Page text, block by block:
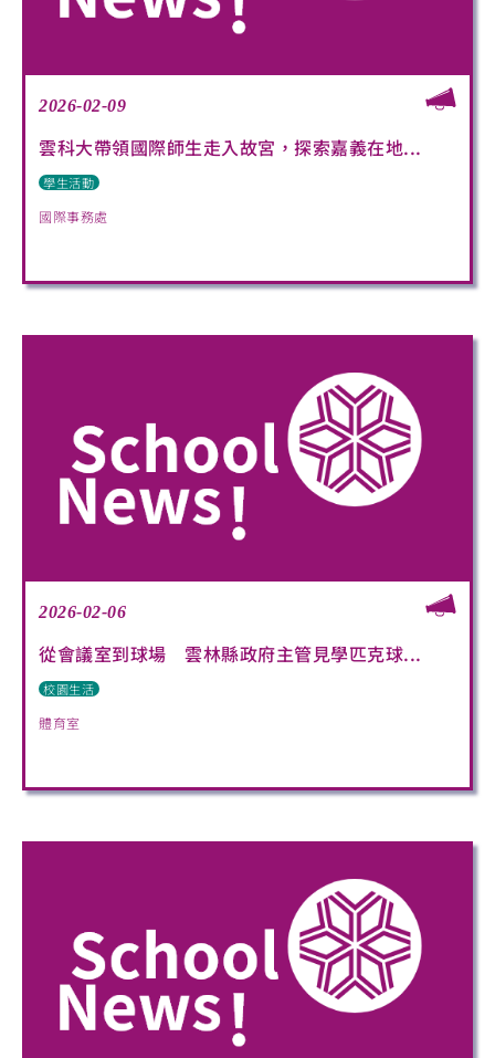
2026-02-09
雲科大帶領國際師生走入故宮，探索嘉義在地...
學生活動
國際事務處
2026-02-06
從會議室到球場 雲林縣政府主管見學匹克球...
校園生活
體育室